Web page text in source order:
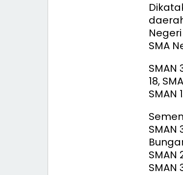
SMA
SMAN
18,
SMAN
SMAN
SMAN
SMAN